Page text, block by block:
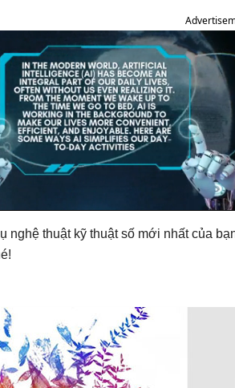
nghệ thuật kỹ thuật số mới nhất của